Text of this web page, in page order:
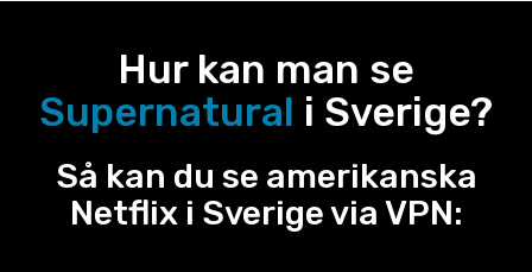
Hur kan man se
Supernatural i Sverige?
Så kan du se amerikanska
Netflix i Sverige via VPN: